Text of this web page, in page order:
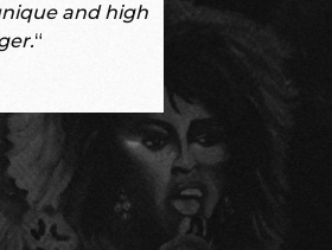
and high
“